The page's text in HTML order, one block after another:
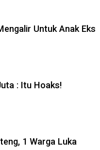
Untuk Anak Eks
: Itu Hoaks!
1 Warga Luka